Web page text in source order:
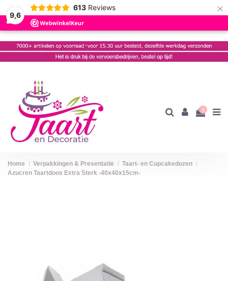
9,6
613 Reviews ×
0
Home Verpakkingen & Presentatie
Taart- en Cupcakedozen
Azucren Taartdoos Extra Sterk -40x40x15cm-